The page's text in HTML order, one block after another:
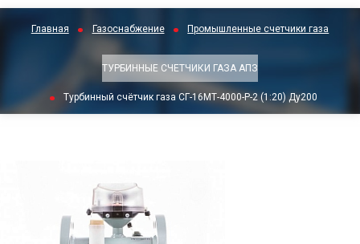
Главная Газоснабжение Промышленные счетчики газа
ТУРБИННЫЕ СЧЕТЧИКИ ГАЗА АПЗ
Турбинный счётчик газа СГ-16МТ-4000-Р-2 (1:20) Ду200